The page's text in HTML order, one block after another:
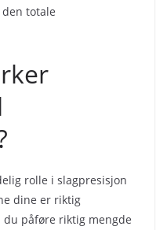
totale
rolle i slagpresisjon
dine er riktig
påføre riktig mengde